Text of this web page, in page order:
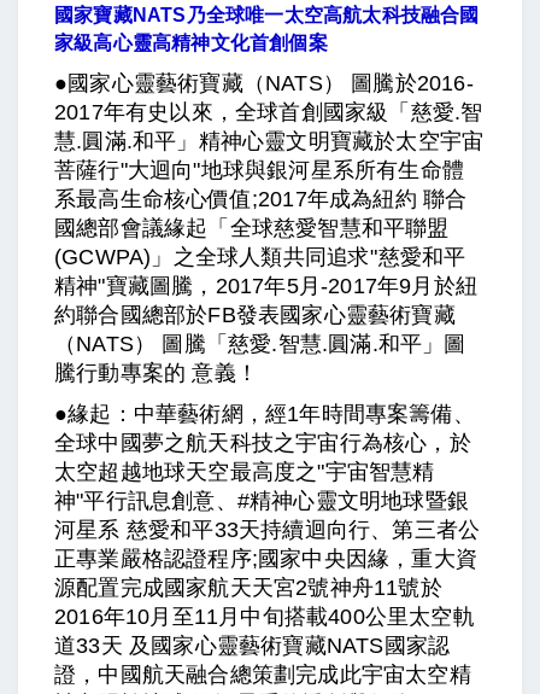
國家寶藏NATS乃全球唯一太空高航太科技融合國
家級高心靈高精神文化首創個案
●國家心靈藝術寶藏（NATS） 圖騰於2016-
2017年有史以來，全球首創國家級「慈愛.智
慧.圓滿.和平」精神心靈文明寶藏於太空宇宙
菩薩行"大迴向"地球與銀河星系所有生命體
系最高生命核心價值;2017年成為紐約 聯合
國總部會議緣起「全球慈愛智慧和平聯盟
(GCWPA)」之全球人類共同追求"慈愛和平
精神"寶藏圖騰，2017年5月-2017年9月於紐
約聯合國總部於FB發表國家心靈藝術寶藏
（NATS） 圖騰「慈愛.智慧.圓滿.和平」圖
騰行動專案的 意義！
●緣起：中華藝術網，經1年時間專案籌備、
全球中國夢之航天科技之宇宙行為核心，於
太空超越地球天空最高度之"宇宙智慧精
神"平行訊息創意、#精神心靈文明地球暨銀
河星系 慈愛和平33天持續迴向行、第三者公
正專業嚴格認證程序;國家中央因緣，重大資
源配置完成國家航天天宮2號神舟11號於
2016年10月至11月中旬搭載400公里太空軌
道33天 及國家心靈藝術寶藏NATS國家認
證，中國航天融合總策劃完成此宇宙太空精